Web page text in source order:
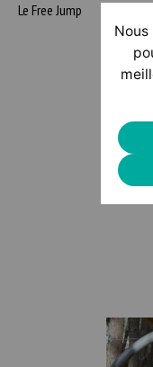
Le Free Jump
Nous